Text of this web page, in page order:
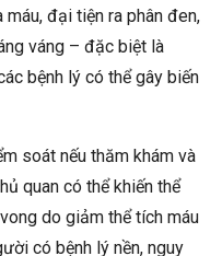
máu, đại tiện ra phân đen,
váng – đặc biệt là
bệnh lý có thể gây biến
soát nếu thăm khám và
quan có thể khiến thể
do giảm thể tích máu
có bệnh lý nền, nguy